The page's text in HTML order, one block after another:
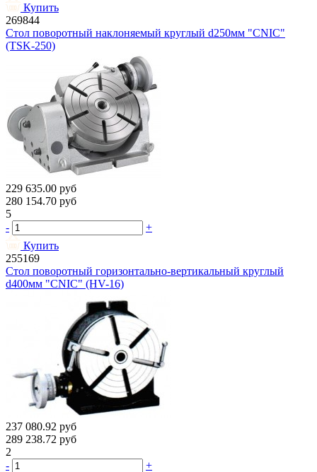
Купить
269844
Стол поворотный наклоняемый круглый d250мм "CNIC"
(TSK-250)
229 635.00 руб
280 154.70 руб
5
-
+
Купить
255169
Стол поворотный горизонтально-вертикальный круглый
d400мм "CNIC" (HV-16)
237 080.92 руб
289 238.72 руб
2
-
+